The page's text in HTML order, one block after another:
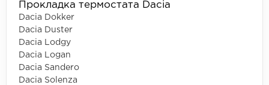
Прокладка термостата Dacia
Dacia Dokker
Dacia Duster
Dacia Lodgy
Dacia Logan
Dacia Sandero
Dacia Solenza